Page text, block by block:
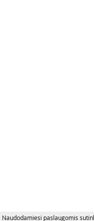
Naudodamiesi paslaugomis